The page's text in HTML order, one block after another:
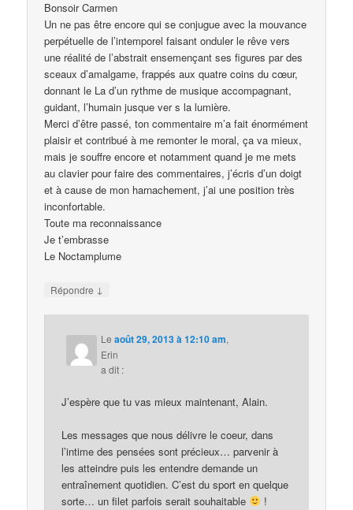
Bonsoir Carmen
Un ne pas être encore qui se conjugue avec la mouvance
perpétuelle de l’intemporel faisant onduler le rêve vers
une réalité de l’abstrait ensemençant ses figures par des
sceaux d’amalgame, frappés aux quatre coins du cœur,
donnant le La d’un rythme de musique accompagnant,
guidant, l’humain jusque ver s la lumière.
Merci d’être passé, ton commentaire m’a fait énormément
plaisir et contribué à me remonter le moral, ça va mieux,
mais je souffre encore et notamment quand je me mets
au clavier pour faire des commentaires, j’écris d’un doigt
et à cause de mon harnachement, j’ai une position très
inconfortable.
Toute ma reconnaissance
Je t’embrasse
Le Noctamplume
Répondre ↓
Leaoût 29, 2013 à 12:10 am,
Erin
a dit :
J’espère que tu vas mieux maintenant, Alain.
Les messages que nous délivre le coeur, dans
l’intime des pensées sont précieux… parvenir à
les atteindre puis les entendre demande un
entraînement quotidien. C’est du sport en quelque
sorte… un filet parfois serait souhaitable
!